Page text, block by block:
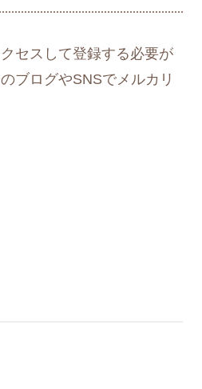
セスして登録する必要が
ブログやSNSでメルカリ